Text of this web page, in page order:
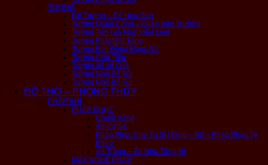
TƯỢNG
Đế Tượng – Đế Hoa Sen
Tượng Quan Công – Quan Vân Trường
Tượng Tôn Giả Mục Kiền Liên
Tượng Phật Mật Tông
Tượng Kim Đồng Ngọc Nữ
Tượng Chú Tiểu
Tượng để xe Ô tô
Tượng Nhỏ Bỏ Túi
Tượng Nhỏ Bỏ Túi
ĐỒ THỜ – PHONG THỦY
PHÁP KHÍ
PHÁP PHỤC
Chuỗi Vòng
Áo Cà Sa
Pháp Phục Cho Tu Sĩ (Tăng – Ni) – Pháp Phục Tỳ
Kheo
Áo Tràng – Áo Hậu Tăng Ni
MÁY NGHE PHÁP